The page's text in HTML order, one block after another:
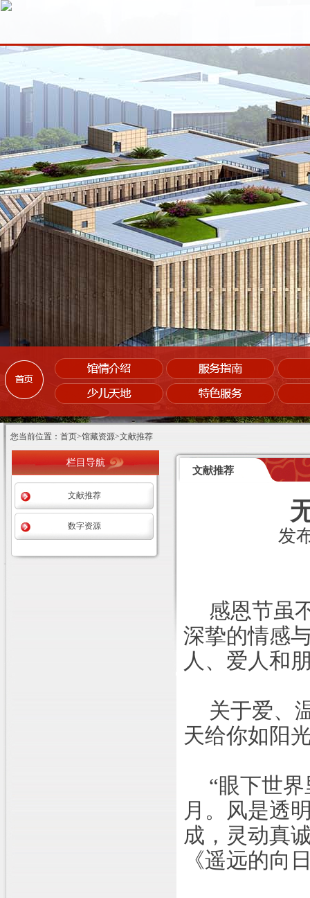
您当前位置：首页>馆藏资源>文献推荐
栏目导航
文献推荐
数字资源
文献推荐
发
感恩节虽
深挚的情感
人、爱人和
关于爱、
天给你如阳
“眼下世
月。风是透
成，灵动真
《遥远的向